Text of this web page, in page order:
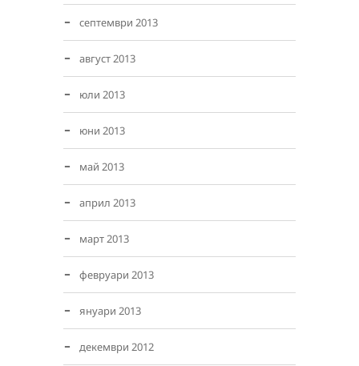
септември 2013
август 2013
юли 2013
юни 2013
май 2013
април 2013
март 2013
февруари 2013
януари 2013
декември 2012